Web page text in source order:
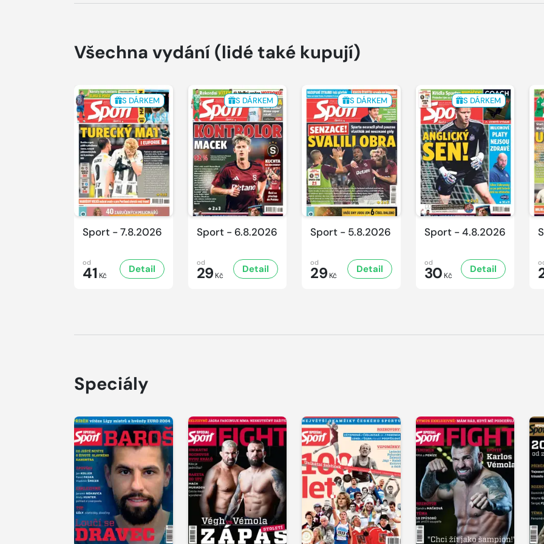
Všechna vydání (lidé také kupují)
S DÁRKEM
Sport - 7.8.2026
od
41 Kč
Detail
S DÁRKEM
Sport - 6.8.2026
od
29 Kč
Detail
S DÁRKEM
Sport - 5.8.2026
od
29 Kč
Detail
S DÁRKEM
Sport - 4.8.2026
od
30 Kč
Detail
Speciály